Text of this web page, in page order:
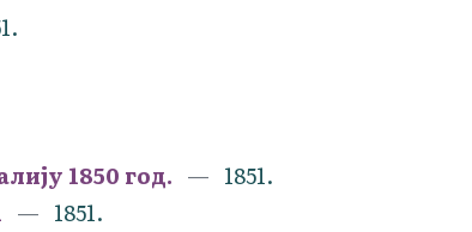
1850 год.
1851.
1851.